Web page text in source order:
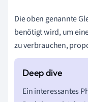
Die oben genannte
benötigt wird, um
zu verbrauchen,
Ein interessantes